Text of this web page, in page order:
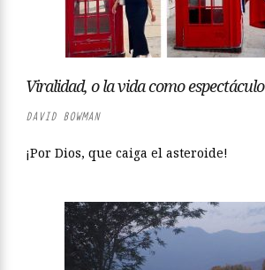
Viralidad, o la vida como espectáculo
DAVID BOWMAN
¡Por Dios, que caiga el asteroide!